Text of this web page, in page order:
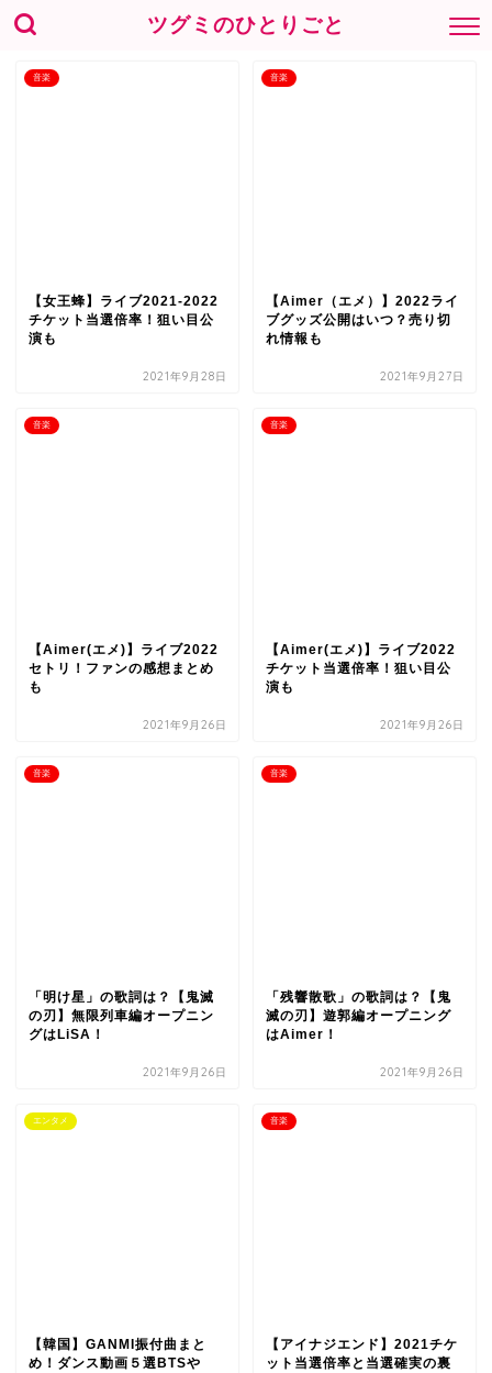
ツグミのひとりごと
音楽
【女王蜂】ライブ2021-2022
チケット当選倍率！狙い目公
演も
2021年9月28日
音楽
【Aimer（エメ）】2022ライ
ブグッズ公開はいつ？売り切
れ情報も
2021年9月27日
音楽
【Aimer(エメ)】ライブ2022
セトリ！ファンの感想まとめ
も
2021年9月26日
音楽
【Aimer(エメ)】ライブ2022
チケット当選倍率！狙い目公
演も
2021年9月26日
音楽
「明け星」の歌詞は？【鬼滅
の刃】無限列車編オープニン
グはLiSA！
2021年9月26日
音楽
「残響散歌」の歌詞は？【鬼
滅の刃】遊郭編オープニング
はAimer！
2021年9月26日
エンタメ
【韓国】GANMI振付曲まと
め！ダンス動画５選BTSや
音楽
【アイナジエンド】2021チケ
ット当選倍率と当選確実の裏